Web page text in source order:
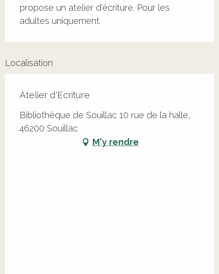
propose un atelier d'écriture. Pour les
adultes uniquement.
Localisation
Atelier d'Ecriture
Bibliothèque de Souillac 10 rue de la halle,
46200 Souillac
M'y rendre